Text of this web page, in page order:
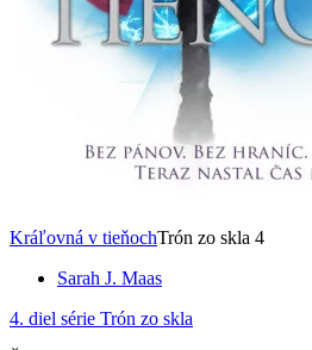
Kráľovná v tieňochTrón zo skla 4
Sarah J. Maas
4. diel série Trón zo skla